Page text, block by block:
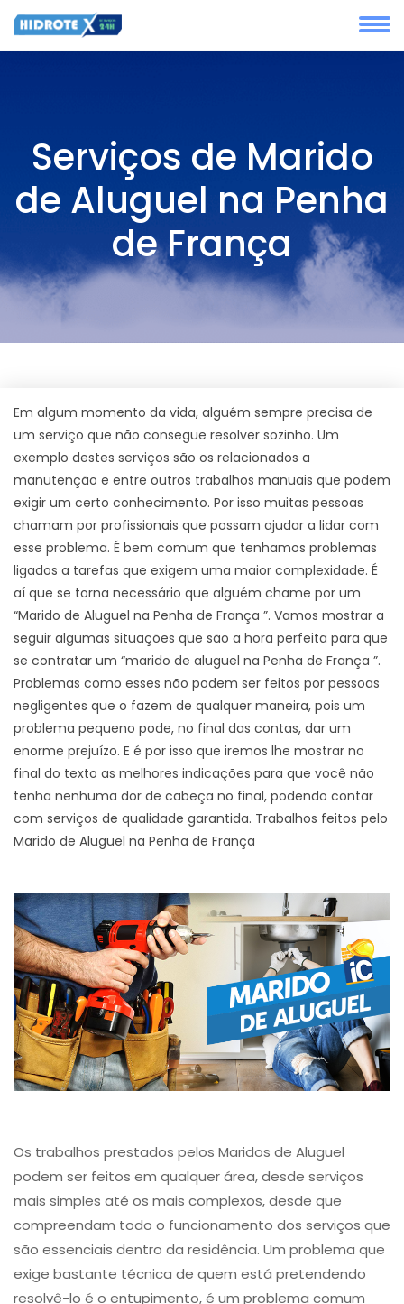
Serviços de Marido
de Aluguel na Penha
de França
Em algum momento da vida, alguém sempre precisa de
um serviço que não consegue resolver sozinho. Um
exemplo destes serviços são os relacionados a
manutenção e entre outros trabalhos manuais que podem
exigir um certo conhecimento. Por isso muitas pessoas
chamam por profissionais que possam ajudar a lidar com
esse problema. É bem comum que tenhamos problemas
ligados a tarefas que exigem uma maior complexidade. É
aí que se torna necessário que alguém chame por um
“Marido de Aluguel na Penha de França ”. Vamos mostrar a
seguir algumas situações que são a hora perfeita para que
se contratar um “marido de aluguel na Penha de França ”.
Problemas como esses não podem ser feitos por pessoas
negligentes que o fazem de qualquer maneira, pois um
problema pequeno pode, no final das contas, dar um
enorme prejuízo. E é por isso que iremos lhe mostrar no
final do texto as melhores indicações para que você não
tenha nenhuma dor de cabeça no final, podendo contar
com serviços de qualidade garantida. Trabalhos feitos pelo
Marido de Aluguel na Penha de França
Os trabalhos prestados pelos Maridos de Aluguel
podem ser feitos em qualquer área, desde serviços
mais simples até os mais complexos, desde que
compreendam todo o funcionamento dos serviços que
são essenciais dentro da residência. Um problema que
exige bastante técnica de quem está pretendendo
resolvê-lo é o entupimento​, é um problema comum